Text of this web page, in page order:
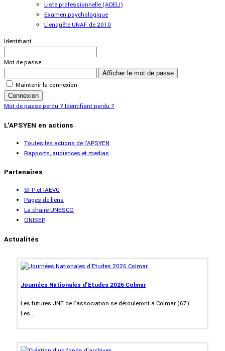
Liste professionnelle (ADELI)
Examen psychologique
L'enquête UNAF de 2010
Identifiant
Mot de passe
Afficher le mot de passe
Maintenir la connexion
Connexion
Mot de passe perdu ?Identifiant perdu ?
L'APSYEN en actions
Toutes les actions de l'APSYEN
Rapports, audiences et medias
Partenaires
SFP et IAEVG
Pages de liens
La chaire UNESCO
ONISEP
Actualités
Journées Nationales d'Etudes 2026 Colmar
Les futures JNE de l'association se dérouleront à Colmar (67).
Les...